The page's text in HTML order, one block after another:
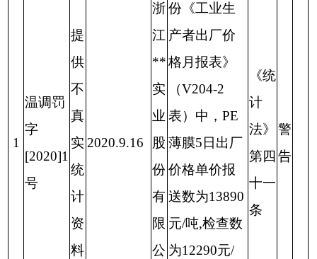
1
温调罚
字
[2020]1
号
提
供
不
真
实
统
计
资
料
2020.9.16
浙
江
**
实
业
股
份
有
限
公
份《工业生
产者出厂价
格月报表》
（V204-2
表）中，PE
薄膜5日出厂
价格单价报
送数为13890
元/吨,检查数
为12290元/
《统
计
法》
第四
十一
条
警
告